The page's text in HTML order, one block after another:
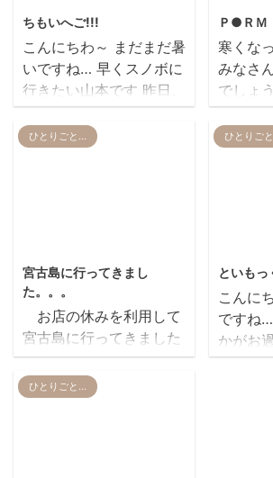
ちもいへご!!!
こんにちわ～ まだまだ暑
いですね… 早くスノボに
行きたい山本です 昨日、
家に帰ったらテーブルの
上に コレ が みなさんご
なので見つけたらすぐ買
っちゃいます でも悲しい
ことにあまり売ってない
んです 大きめのお祭りな
どで売っている事もあり
買えるので さすがにわざ
Ｐ●Ｒ
寒くな
みなさ
でしょ
風邪を
は面倒
いえば
ま私の
いっぱ
に公開
ひとりごと…
宮古島に行ってきまし
た。。。
お店の休みを利用して
宮古島に行ってきました
台風で天気は期待して
いなかっったのですが、
とっても良い天気 海も
ひとりご
といもっ
こんに
ですね
かがお
ひとりごと…